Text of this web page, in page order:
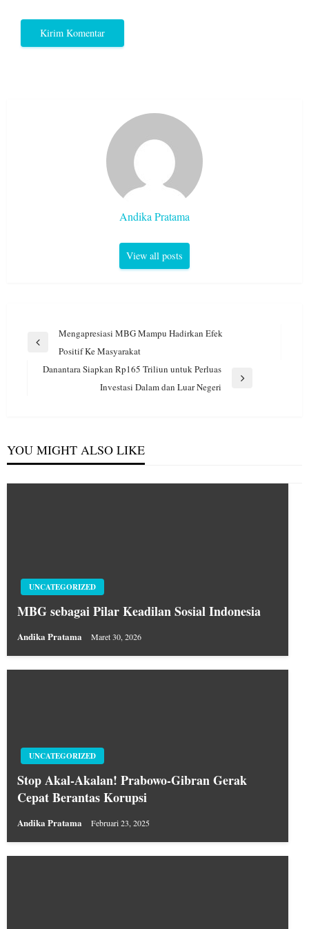
Andika Pratama
View all posts
Navigasi
Previous
Mengapresiasi MBG Mampu Hadirkan Efek
Positif Ke Masyarakat
Danantara Siapkan Rp165 Triliun untuk Perluas
Investasi Dalam dan Luar Negeri
YOU MIGHT ALSO LIKE
UNCATEGORIZED
MBG sebagai Pilar Keadilan Sosial Indonesia
Andika Pratama Maret 30, 2026
UNCATEGORIZED
Stop Akal-Akalan! Prabowo-Gibran Gerak
Cepat Berantas Korupsi
Andika Pratama Februari 23, 2025